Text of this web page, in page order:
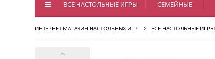
ВСЕ НАСТОЛЬНЫЕ ИГРЫ СЕМЕЙНЫЕ
ИНТЕРНЕТ МАГАЗИН НАСТОЛЬНЫХ ИГР ВСЕ НАСТОЛЬНЫЕ ИГРЫ